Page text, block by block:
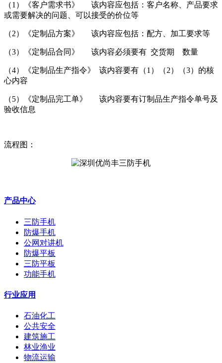
（1）《客户需求书》 该内容应包括：客户名称、产品要求
或需要解决的问题、可以接受的价位等
（2）《定制品方案》 该内容应包括：配方、加工要求等
（3）《定制品合同》 该内容必须要有 交货期 数量
（4）《定制品生产指令》 该内容要有（1）（2）（3）的核
心内容
（5）《定制品完工单》 该内容要有订制品生产指令单号及
验收信息
流程图：
产品中心
三防手机
防爆手机
公网对讲机
防爆平板
三防平板
功能手机
行业应用
石油化工
公共安全
建筑施工
林业渔业
物流运输